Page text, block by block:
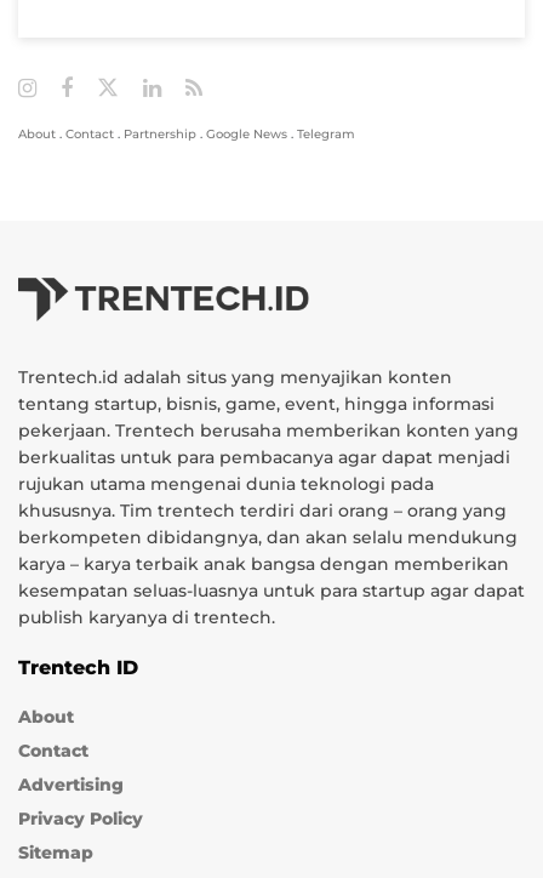
About . Contact . Partnership . Google News . Telegram
Trentech.id adalah situs yang menyajikan konten
tentang startup, bisnis, game, event, hingga informasi
pekerjaan. Trentech berusaha memberikan konten yang
berkualitas untuk para pembacanya agar dapat menjadi
rujukan utama mengenai dunia teknologi pada
khususnya. Tim trentech terdiri dari orang – orang yang
berkompeten dibidangnya, dan akan selalu mendukung
karya – karya terbaik anak bangsa dengan memberikan
kesempatan seluas-luasnya untuk para startup agar dapat
publish karyanya di trentech.
Trentech ID
About
Contact
Advertising
Privacy Policy
Sitemap